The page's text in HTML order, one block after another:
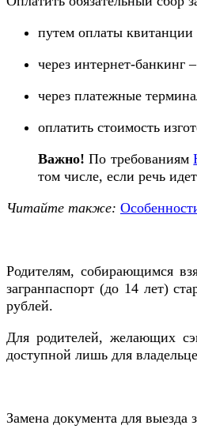
путем оплаты квитанции
через интернет-банкинг
через платежные
оплатить стоимость
Важно! По требованиям
том числе, если речь
Читайте также:
Родителям, собирающимся
загранпаспорт (до 14 лет)
рублей.
Для родителей, желающих
доступной лишь для
Замена документа для выезда